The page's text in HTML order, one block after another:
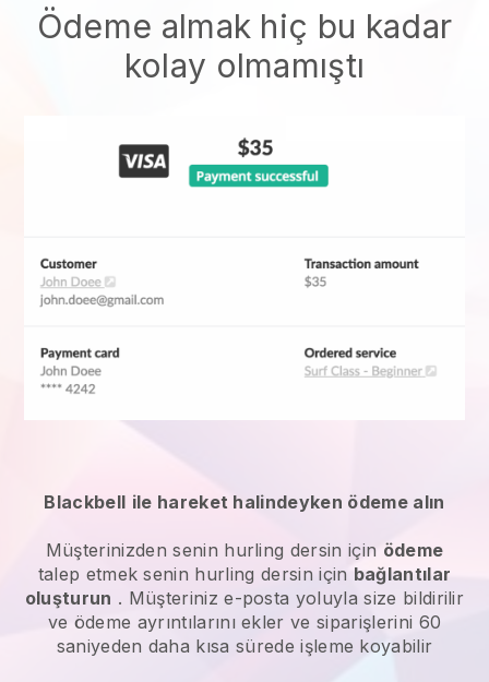
Ödeme almak hiç bu kadar
kolay olmamıştı
Blackbell ile hareket halindeyken ödeme alın
Müşterinizdensenin hurling dersin için ödeme
talep etmeksenin hurling dersin için bağlantılar
oluşturun . Müşteriniz e-posta yoluyla size bildirilir
ve ödeme ayrıntılarını ekler ve siparişlerini 60
saniyeden daha kısa sürede işleme koyabilir